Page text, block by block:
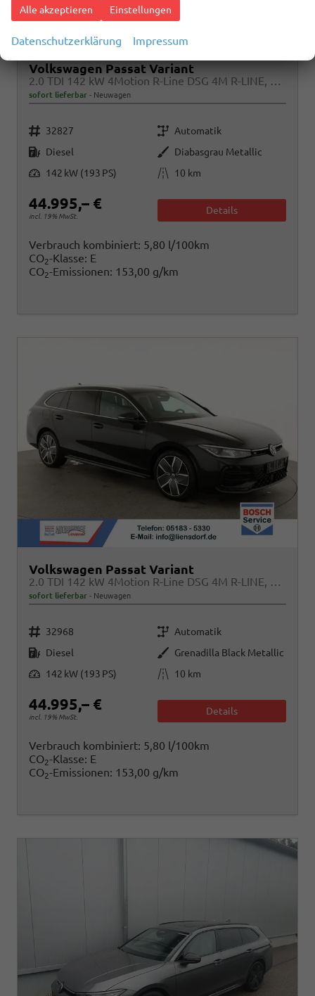
Volkswagen Passat Variant
2.0 TDI 142 kW 4Motion R-Line DSG 4M R-LINE, Pano, AHK, IQ.Light, HUD, 19-Zoll, AreaView, Navi, Side
sofort lieferbar Neuwagen
Fahrzeugnr. 32827 Getriebe Automatik
Kraftstoff Diesel Außenfarbe Diabasgrau Metallic
Leistung
142 kW (193 PS) Kilometerstand 10 km
44.995,– €
incl. 19% MwSt.
Details
Verbrauch kombiniert: 5,80 l/100km
CO2-Klasse: E
CO2-Emissionen: 153,00 g/km
Volkswagen Passat Variant
2.0 TDI 142 kW 4Motion R-Line DSG 4M R-LINE, Pano, AHK, IQ.Light, HUD, 19-Zoll, AreaView, Navi, Side
sofort lieferbar Neuwagen
Fahrzeugnr. 32968 Getriebe Automatik
Kraftstoff Diesel Außenfarbe Grenadilla Black Metallic
Leistung
142 kW (193 PS) Kilometerstand 10 km
44.995,– €
incl. 19% MwSt.
Details
Verbrauch kombiniert: 5,80 l/100km
CO2-Klasse: E
CO2-Emissionen: 153,00 g/km
Alle akzeptieren Einstellungen
Datenschutzerklärung Impressum